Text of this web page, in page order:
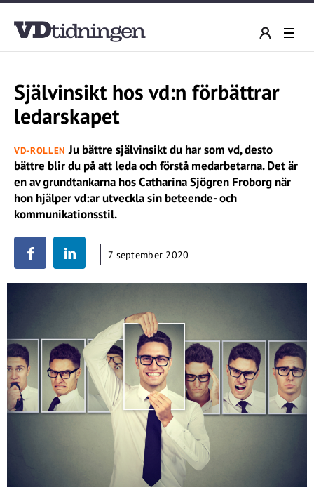
Självinsikt hos vd:n förbättrar
ledarskapet
VD-ROLLEN Ju bättre självinsikt du har som vd, desto
bättre blir du på att leda och förstå medarbetarna. Det är
en av grundtankarna hos Catharina Sjögren Froborg när
hon hjälper vd:ar utveckla sin beteende- och
kommunikationsstil.
7 september 2020